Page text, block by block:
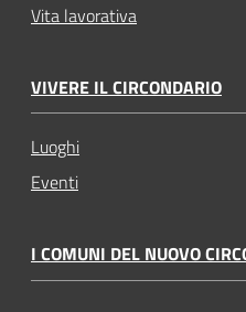
Vita lavorativa
VIVERE IL CIRCONDARIO
Luoghi
Eventi
I COMUNI DEL NUOVO